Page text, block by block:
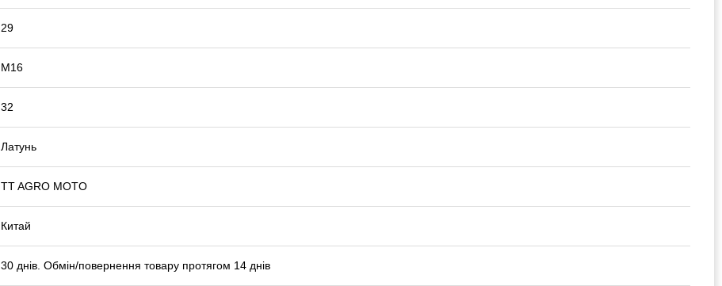
29
М16
32
Латунь
TT AGRO MOTO
Китай
30 днів. Обмін/повернення товару протягом 14 днів